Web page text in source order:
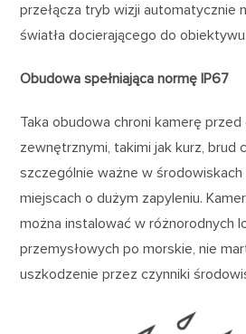
przełącza tryb wizji automatycznie
światła docierającego do obiektywu.
Obudowa spełniająca normę IP67
Taka obudowa chroni kamerę przed
zewnętrznymi, takimi jak kurz, brud
szczególnie ważne w
miejscach o dużym zapyleniu.
można instalować w różnorodnych
przemysłowych po morskie, nie
uszkodzenie przez czynniki